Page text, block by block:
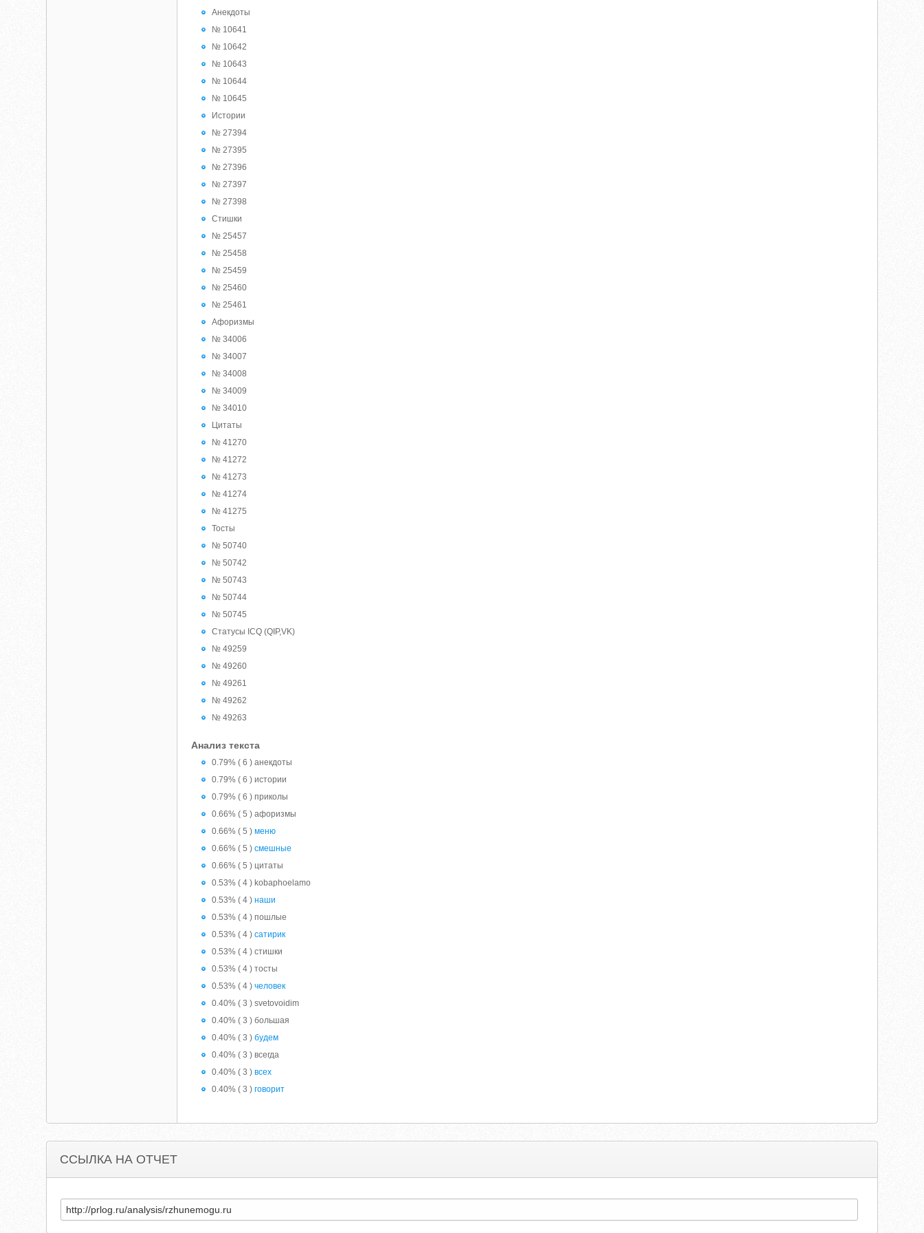
Анекдоты
№ 10641
№ 10642
№ 10643
№ 10644
№ 10645
Истории
№ 27394
№ 27395
№ 27396
№ 27397
№ 27398
Стишки
№ 25457
№ 25458
№ 25459
№ 25460
№ 25461
Афоризмы
№ 34006
№ 34007
№ 34008
№ 34009
№ 34010
Цитаты
№ 41270
№ 41272
№ 41273
№ 41274
№ 41275
Тосты
№ 50740
№ 50742
№ 50743
№ 50744
№ 50745
Статусы ICQ (QIP,VK)
№ 49259
№ 49260
№ 49261
№ 49262
№ 49263
Анализ текста
0.79% ( 6 ) анекдоты
0.79% ( 6 ) истории
0.79% ( 6 ) приколы
0.66% ( 5 ) афоризмы
0.66% ( 5 )меню
0.66% ( 5 )смешные
0.66% ( 5 ) цитаты
0.53% ( 4 ) kobaphoelamo
0.53% ( 4 )наши
0.53% ( 4 ) пошлые
0.53% ( 4 )сатирик
0.53% ( 4 ) стишки
0.53% ( 4 ) тосты
0.53% ( 4 )человек
0.40% ( 3 ) svetovoidim
0.40% ( 3 ) большая
0.40% ( 3 )будем
0.40% ( 3 ) всегда
0.40% ( 3 )всех
0.40% ( 3 )говорит
ССЫЛКА НА ОТЧЕТ